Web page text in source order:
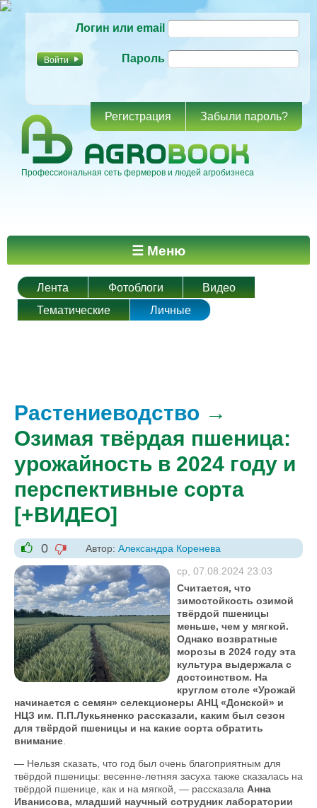
основному
Логин или email
Пароль
Регистрация Забыли пароль?
Профессиональная сеть фермеров и людей агробизнеса
Главное меню ☰ Меню
Лента Фотоблоги
Видео
Тематические
Личные
Растениеводство →
Озимая твёрдая пшеница:
урожайность в 2024 году и
перспективные сорта
[+ВИДЕО]
+1
0
-1
Автор: Александра Коренева
ср, 07.08.2024 23:03
Считается, что
зимостойкость озимой
твёрдой пшеницы
меньше, чем у мягкой.
Однако возвратные
морозы в 2024 году эта
культура выдержала с
достоинством. На
круглом столе «Урожай
начинается с семян» селекционеры АНЦ «Донской» и
НЦЗ им. П.П.Лукьяненко рассказали, каким был сезон
для твёрдой пшеницы и на какие сорта обратить
внимание
— Нельзя сказать, что год был очень благоприятным для
твёрдой пшеницы: весенне-летняя засуха также сказалась на
твёрдой пшенице, как и на мягкой, — рассказала Анна
Иванисова, младший научный сотрудник лаборатории